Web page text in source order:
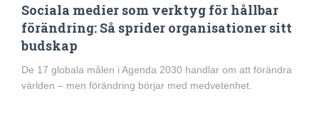
Sociala medier som verktyg för hållbar
förändring: Så sprider organisationer sitt
budskap
De 17 globala målen i Agenda 2030 handlar om att förändra
världen – men förändring börjar med medvetenhet.